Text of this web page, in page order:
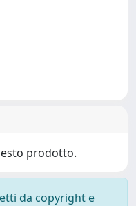
prodotto.
da copyright e